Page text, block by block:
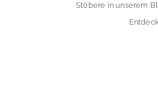
Stöbere in unserem